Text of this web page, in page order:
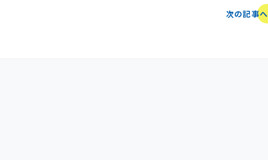
次の記事へ